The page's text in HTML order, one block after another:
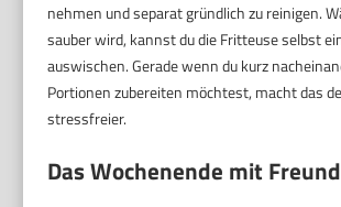
nehmen und separat gründlich zu reinigen.
sauber wird, kannst du die Fritteuse selbst
auswischen. Gerade wenn du kurz
Portionen zubereiten möchtest, macht das
stressfreier.
Das Wochenende mit